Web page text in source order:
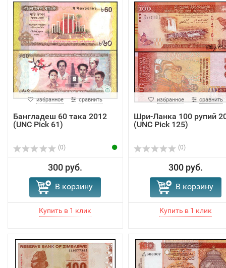
избранное сравнить
Бангладеш 60 така 2012
(UNC Pick 61)
(0)
300 руб.
В корзину
избранное сравнить
Шри-Ланка 100 рупий
(UNC Pick 125)
(0)
300 руб.
В корзину